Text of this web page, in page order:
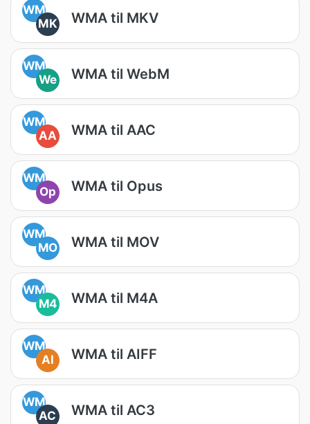
WM
MK
WMA til MKV
WM
We
WMA til WebM
WM
AA
WMA til AAC
WM
Op
WMA til Opus
WM
MO
WMA til MOV
WM
M4
WMA til M4A
WM
AI
WMA til AIFF
WM
AC
WMA til AC3